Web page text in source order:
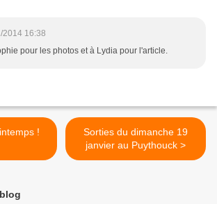
2014 16:38
pour les photos et à Lydia pour l'article.
!
Sorties du dimanche 19
janvier au Puythouck >